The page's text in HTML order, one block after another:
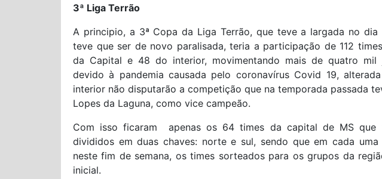
3ª Liga Terrão
A principio, a 3ª Copa da Liga Terrão, que teve a largada no
teve que ser de novo paralisada, teria a participação de 112
da Capital e 48 do interior, movimentando mais de quatro mil
devido à pandemia causada pelo coronavírus Covid 19,
interior não disputarão a competição que na temporada passada
Lopes da Laguna, como vice campeão.
Com isso ficaram apenas os 64 times da capital de MS que
divididos em duas chaves: norte e sul, sendo que em cada
neste fim de semana, os times sorteados para os grupos da
inicial.